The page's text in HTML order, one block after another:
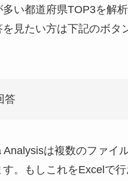
い都道府県TOP3を解
を見たい方は下記のボタ
答
Analysisは複数のファイ
。もしこれをExcelで